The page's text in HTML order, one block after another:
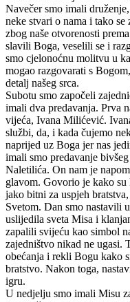
Navečer smo imali
neke stvari o nama i tako
zbog naše otvorenosti
slavili Boga, veselili se i
smo cjelonoćnu molitvu u
mogao razgovarati s
detalj našeg srca.
Subotu smo započeli
imali dva predavanja. Prva
vijeća, Ivana Milićević.
službi, da, i kada čujemo
naprijed uz Boga jer nas
imali smo predavanje
Naletilića. On nam je
glavom. Govorio je kako su
jako bitni za uspjeh
Svetom. Dan smo nastavili
uslijedila sveta Misa i
zapalili svijeću kao simbol
zajedništvo nikad ne ugasi.
obećanja i rekli Bogu kako
bratstvo. Nakon toga,
igru.
U nedjelju smo imali Misu